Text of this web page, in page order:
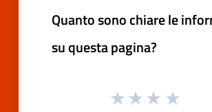
Quanto sono chiare le
su questa pagina?